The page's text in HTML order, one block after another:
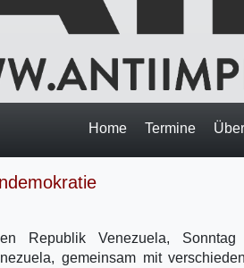
Home Termine
Republik Venezuela,
gemeinsam mit